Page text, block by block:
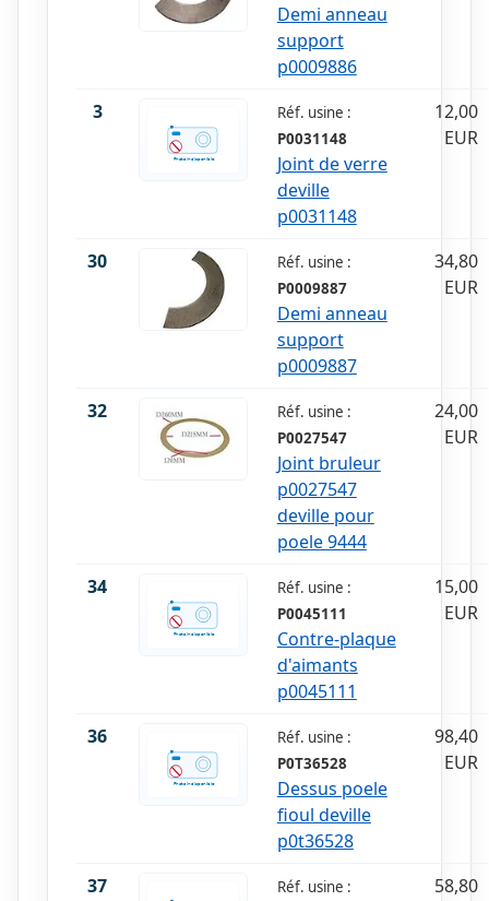
Demi anneau
support
p0009886
3
Réf. usine :
P0031148
Joint de verre
deville
p0031148
12,00
EUR
30
Réf. usine :
P0009887
Demi anneau
support
p0009887
34,80
EUR
32
Réf. usine :
P0027547
Joint bruleur
p0027547
deville pour
poele 9444
24,00
EUR
34
Réf. usine :
P0045111
Contre-plaque
d'aimants
p0045111
15,00
EUR
36
Réf. usine :
P0T36528
Dessus poele
fioul deville
p0t36528
98,40
EUR
37 Réf. usine :
58,80